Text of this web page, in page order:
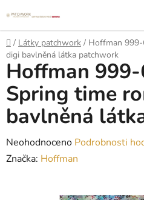
na
obsah
Domů
/ Látky patchwork / Hoffman
digi bavlněná látka patchwork
Hoffman
Spring time
bavlněná
Průměrné
hodnocení
Neohodnoceno Podrobnosti
Značka: Hoffman